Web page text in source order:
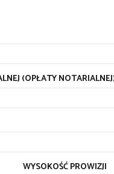
(OPŁATY
WYSOKOŚĆ PROWIZJI